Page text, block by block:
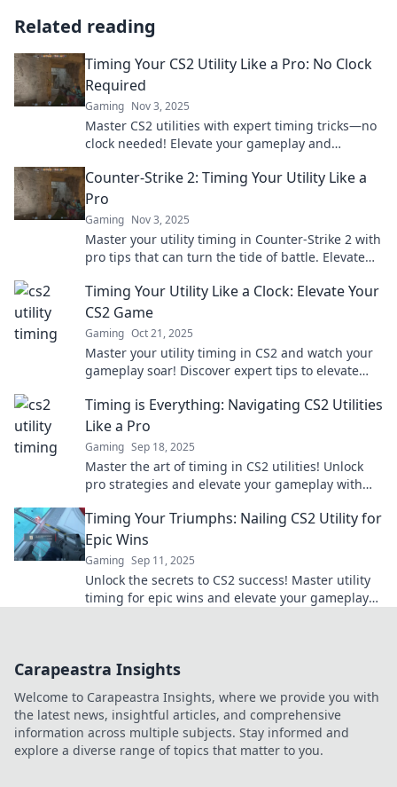
Related reading
Timing Your CS2 Utility Like a Pro: No Clock
Required
Gaming Nov 3, 2025
Master CS2 utilities with expert timing tricks—no
clock needed! Elevate your gameplay and
Counter-Strike 2: Timing Your Utility Like a
Pro
Gaming Nov 3, 2025
Master your utility timing in Counter-Strike 2 with
pro tips that can turn the tide of battle. Elevate
Timing Your Utility Like a Clock: Elevate Your
CS2 Game
Gaming Oct 21, 2025
Master your utility timing in CS2 and watch your
gameplay soar! Discover expert tips to elevate
Timing is Everything: Navigating CS2 Utilities
Like a Pro
Gaming Sep 18, 2025
Master the art of timing in CS2 utilities! Unlock
pro strategies and elevate your gameplay with
Timing Your Triumphs: Nailing CS2 Utility for
Epic Wins
Gaming Sep 11, 2025
Unlock the secrets to CS2 success! Master utility
timing for epic wins and elevate your gameplay
Carapeastra Insights
Welcome to Carapeastra Insights, where we provide you with
the latest news, insightful articles, and comprehensive
information across multiple subjects. Stay informed and
explore a diverse range of topics that matter to you.